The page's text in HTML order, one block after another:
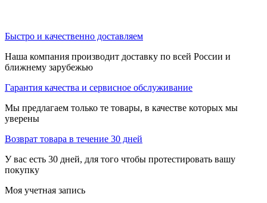
Быстро и качественно доставляем
Наша компания производит доставку по всей России и
ближнему зарубежью
Гарантия качества и сервисное обслуживание
Мы предлагаем только те товары, в качестве которых мы
уверены
Возврат товара в течение 30 дней
У вас есть 30 дней, для того чтобы протестировать вашу
покупку
Моя учетная запись